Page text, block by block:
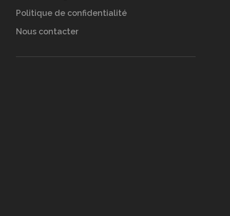
Politique de confidentialité
Nous contacter